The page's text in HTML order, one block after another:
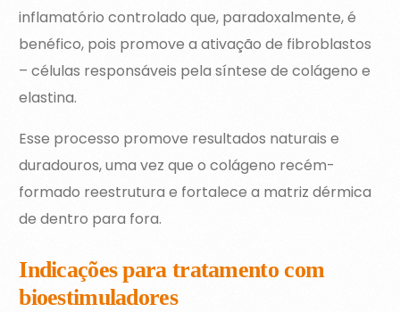
inflamatório controlado que, paradoxalmente, é
benéfico, pois promove a ativação de fibroblastos
– células responsáveis pela síntese de colágeno e
elastina.
Esse processo promove resultados naturais e
duradouros, uma vez que o colágeno recém-
formado reestrutura e fortalece a matriz dérmica
de dentro para fora.
Indicações para tratamento com
bioestimuladores